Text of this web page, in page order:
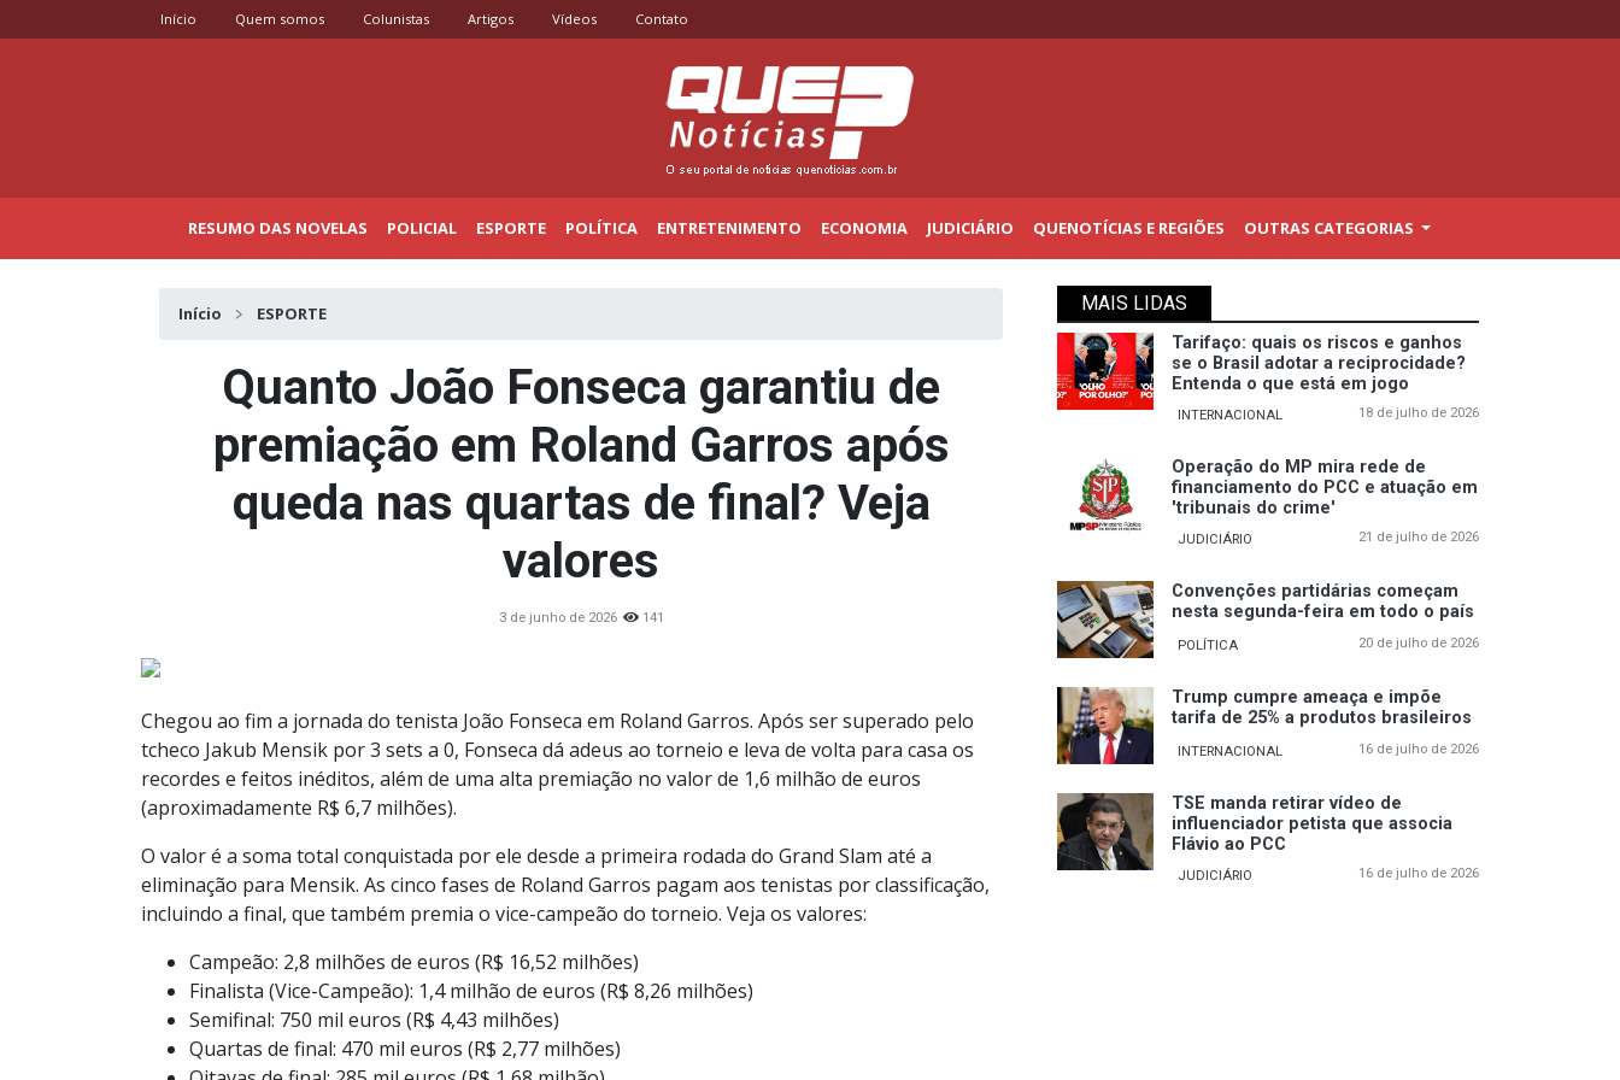
Início Quem somos Colunistas Artigos Vídeos Contato
RESUMO DAS NOVELAS POLICIAL ESPORTE POLÍTICA ENTRETENIMENTO ECONOMIA JUDICIÁRIO QUENOTÍCIAS E REGIÕES OUTRAS CATEGORIAS
Início ESPORTE
Quanto João Fonseca garantiu de
premiação em Roland Garros após
queda nas quartas de final? Veja
valores
3 de junho de 2026 141
Chegou ao fim a jornada do tenista João Fonseca em Roland Garros. Após ser superado pelo
tcheco Jakub Mensik por 3 sets a 0, Fonseca dá adeus ao torneio e leva de volta para casa os
recordes e feitos inéditos, além de uma alta premiação no valor de 1,6 milhão de euros
(aproximadamente R$ 6,7 milhões).
O valor é a soma total conquistada por ele desde a primeira rodada do Grand Slam até a
eliminação para Mensik. As cinco fases de Roland Garros pagam aos tenistas por classificação,
incluindo a final, que também premia o vice-campeão do torneio. Veja os valores:
Campeão: 2,8 milhões de euros (R$ 16,52 milhões)
Finalista (Vice-Campeão): 1,4 milhão de euros (R$ 8,26 milhões)
Semifinal: 750 mil euros (R$ 4,43 milhões)
Quartas de final: 470 mil euros (R$ 2,77 milhões)
MAIS LIDAS
Tarifaço: quais os riscos e ganhos
se o Brasil adotar a reciprocidade?
Entenda o que está em jogo
INTERNACIONAL 18 de julho de 2026
Operação do MP mira rede de
financiamento do PCC e atuação em
'tribunais do crime'
JUDICIÁRIO 21 de julho de 2026
Convenções partidárias começam
nesta segunda-feira em todo o país
POLÍTICA 20 de julho de 2026
Trump cumpre ameaça e impõe
tarifa de 25% a produtos brasileiros
INTERNACIONAL 16 de julho de 2026
TSE manda retirar vídeo de
influenciador petista que associa
Flávio ao PCC
JUDICIÁRIO 16 de julho de 2026